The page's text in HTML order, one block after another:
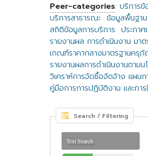
Peer-categories: บริการข้
บริการสาธารณะ ข้อมูลพื้นฐาน
สถิติข้อมูลการบริการ ประกา
รายงานผล การดำเนินงาน มา
เกณฑ์ราคากลางมาตรฐานค
รายงานผลการดำเนินงานตาม
วิเคราห์การจัดซื้อจัดจ้าง แผน
คู่มือการการปฏิบัติงาน และการ
Search / Filtering
Text Search